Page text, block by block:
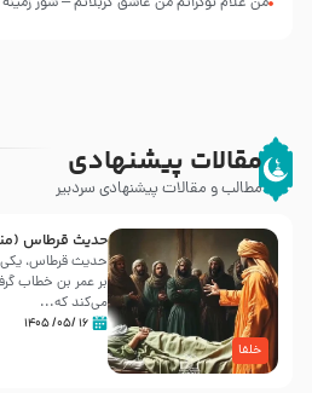
مقالات پیشنهادی
مطالب و مقالات پیشنهادی سردبیر
خلفا
حدیث قرطاس
حدیث قرطاس،
بر عمر بن خطاب
می‌کند که...
۱۶ /۰۵/ ۱۴۰۵